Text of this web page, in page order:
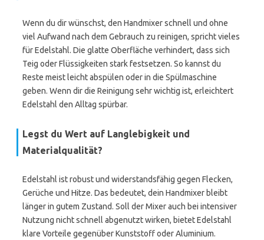
Wenn du dir wünschst, den Handmixer schnell und ohne
viel Aufwand nach dem Gebrauch zu reinigen, spricht vieles
für Edelstahl. Die glatte Oberfläche verhindert, dass sich
Teig oder Flüssigkeiten stark festsetzen. So kannst du
Reste meist leicht abspülen oder in die Spülmaschine
geben. Wenn dir die Reinigung sehr wichtig ist, erleichtert
Edelstahl den Alltag spürbar.
Legst du Wert auf Langlebigkeit und
Materialqualität?
Edelstahl ist robust und widerstandsfähig gegen Flecken,
Gerüche und Hitze. Das bedeutet, dein Handmixer bleibt
länger in gutem Zustand. Soll der Mixer auch bei intensiver
Nutzung nicht schnell abgenutzt wirken, bietet Edelstahl
klare Vorteile gegenüber Kunststoff oder Aluminium.